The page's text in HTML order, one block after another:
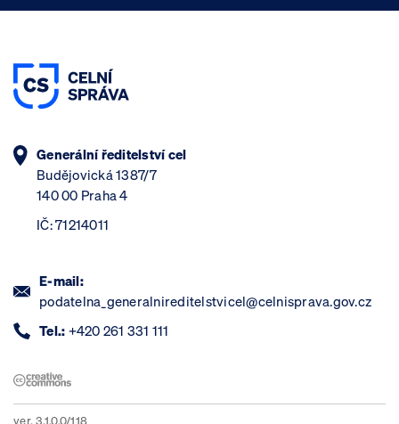
Generální ředitelství cel
Budějovická 1387/7
140 00 Praha 4
IČ: 71214011
E-mail:
podatelna_generalnireditelstvicel@celnisprava.gov.cz
Tel.: +420 261 331 111
ver. 3.1.0.0/118